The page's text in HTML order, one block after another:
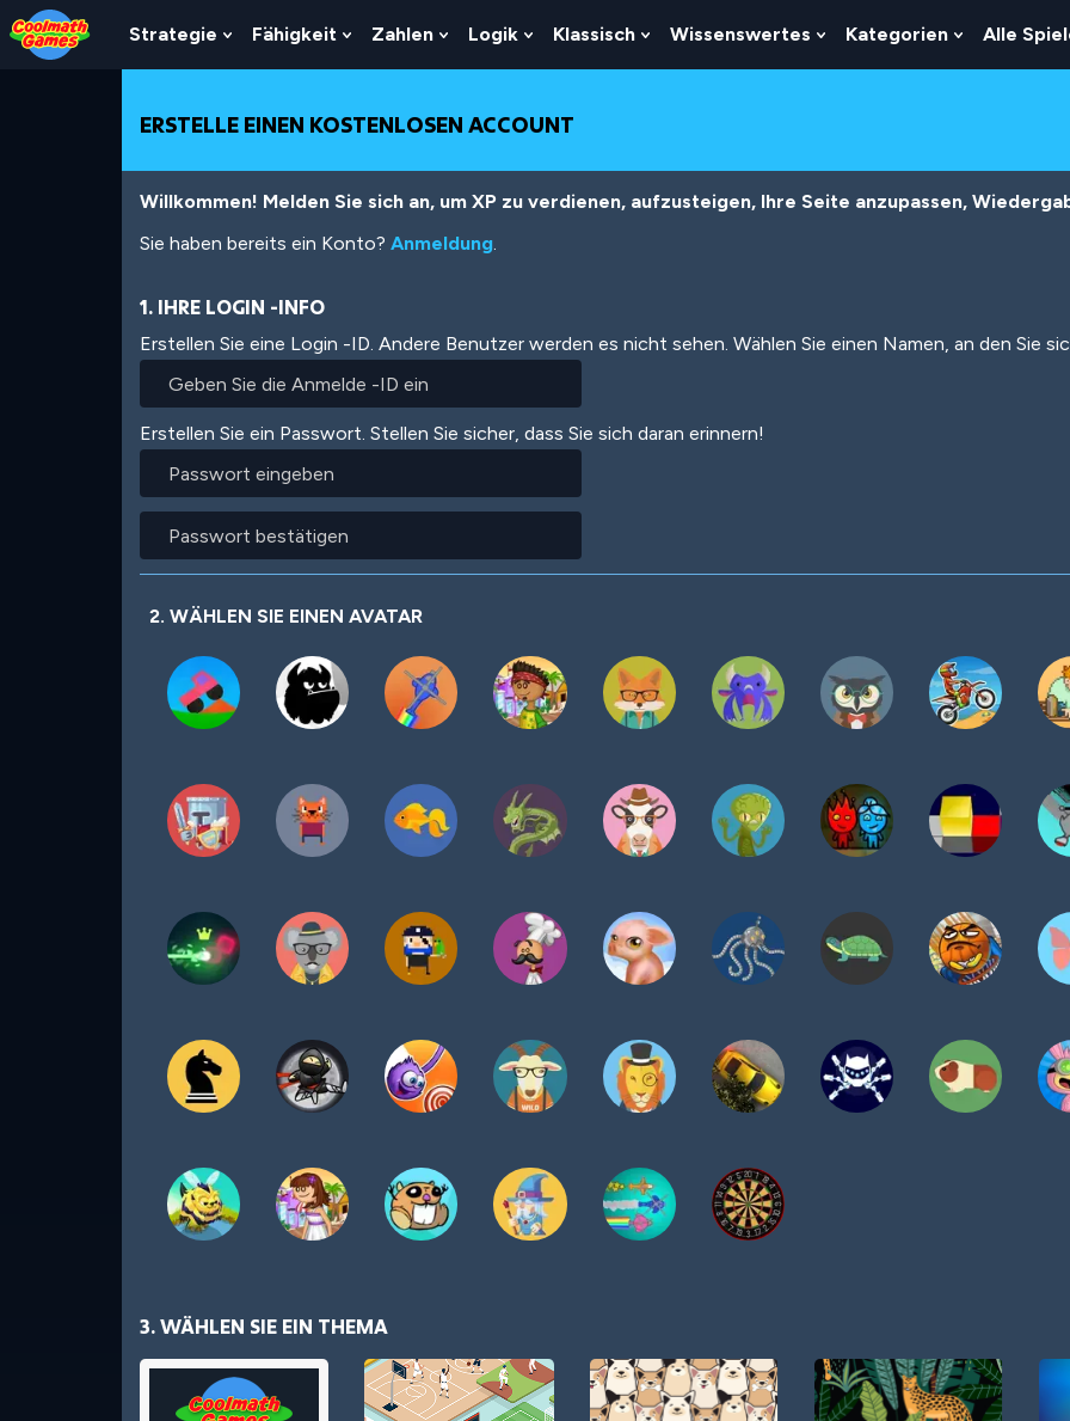
Skip
to
Top
Skip
to
Navigation
Skip
to
Main
Skip
to
Footer
Direkt
zum
Inhalt
Strategie
Show
Submenu
Strategie
Fähigkeit
Show
Submenu
Fähigkeit
Zahlen
Show
Submenu
Zahlen
Logik
Show
Submenu
Logik
Klassisch
Show
Submenu
Wissenswertes
Show
Submenu
Kategorien
Show
Submenu
Alle
ERSTELLE EINEN KOSTENLOSEN ACCOUNT
Willkommen! Melden Sie sich an, um XP zu verdienen, aufzusteigen, Ihre Seite anzupassen,
Sie haben bereits ein Konto? Anmeldung.
1. IHRE LOGIN -INFO
Erstellen Sie eine Login -ID. Andere Benutzer werden es nicht sehen. Wählen Sie einen Namen, an den Sie
Erstellen Sie ein Passwort. Stellen Sie sicher, dass Sie sich daran erinnern!
eingeben
bestätigen
2. WÄHLEN SIE EINEN AVATAR
3. WÄHLEN SIE EIN THEMA